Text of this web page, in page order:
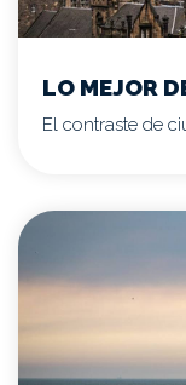
LO MEJOR
El contraste de